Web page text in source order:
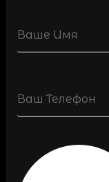
(Обязательно)